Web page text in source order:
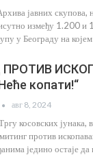
јавних
између 1.200 и
у Београду на
копати!“
авг 8, 2024
косовских јунака,
против
једино остаје